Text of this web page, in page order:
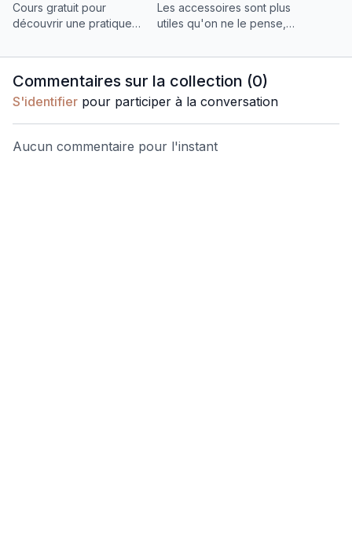
Cours gratuit pour
découvrir une pratique
Tous niveaux, inclusive et
AJY.
Les accessoires sont plus
utiles qu'on ne le pense,
et comment
Commentaires sur la collection (0)
S'identifier pour participer à la conversation
Aucun commentaire pour l'instant